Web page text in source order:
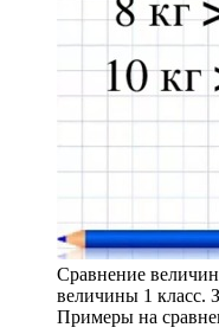
Сравнение
величины 1 класс.
Примеры на